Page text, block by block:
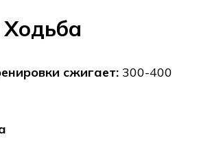
сжигает: 300-400